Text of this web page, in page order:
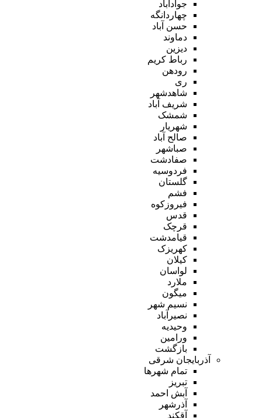
جوادآباد
چهاردانگه
حسن آباد
دماوند
دیزین
رباط کریم
رودهن
ری
شاهدشهر
شریف آباد
شمشک
شهریار
صالح آباد
صباشهر
صفادشت
فردوسیه
گلستان
فشم
فیروزکوه
قدس
قرچک
قیامدشت
کهریزک
کیلان
لواسان
ملارد
میگون
نسیم شهر
نصیرآباد
وحیدیه
ورامین
بازگشت
آذربایجان شرقی
تمام شهر‌ها
تبریز
آبش احمد
آذرشهر
آقکند